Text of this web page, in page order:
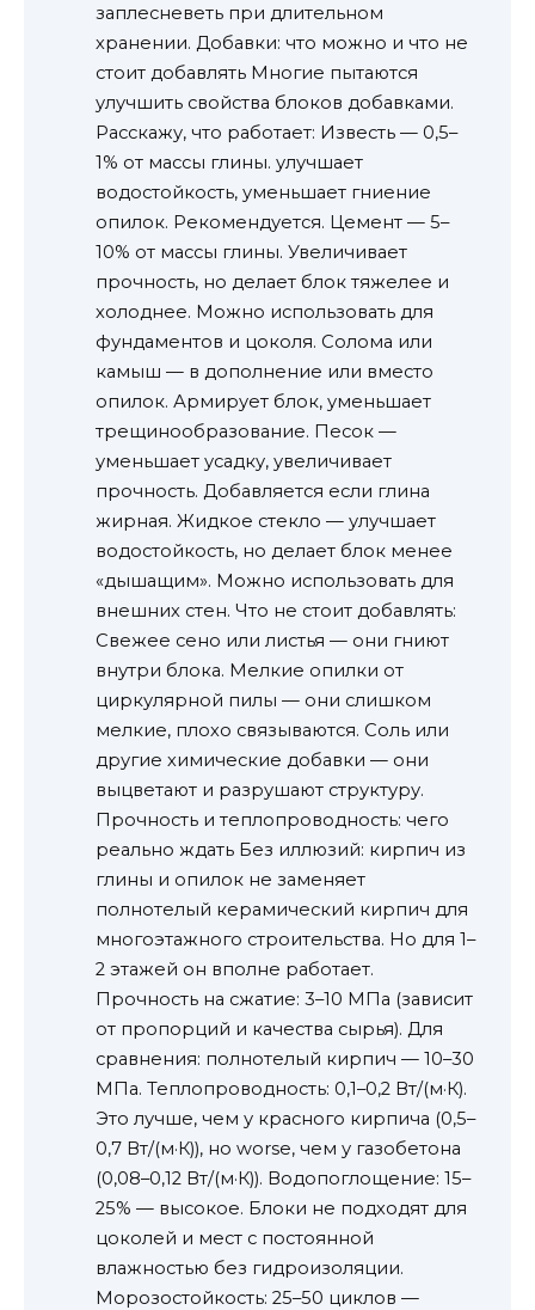
заплесневеть при длительном
хранении. Добавки: что можно и что не
стоит добавлять Многие пытаются
улучшить свойства блоков добавками.
Расскажу, что работает: Известь — 0,5–
1% от массы глины. улучшает
водостойкость, уменьшает гниение
опилок. Рекомендуется. Цемент — 5–
10% от массы глины. Увеличивает
прочность, но делает блок тяжелее и
холоднее. Можно использовать для
фундаментов и цоколя. Солома или
камыш — в дополнение или вместо
опилок. Армирует блок, уменьшает
трещинообразование. Песок —
уменьшает усадку, увеличивает
прочность. Добавляется если глина
жирная. Жидкое стекло — улучшает
водостойкость, но делает блок менее
«дышащим». Можно использовать для
внешних стен. Что не стоит добавлять:
Свежее сено или листья — они гниют
внутри блока. Мелкие опилки от
циркулярной пилы — они слишком
мелкие, плохо связываются. Соль или
другие химические добавки — они
выцветают и разрушают структуру.
Прочность и теплопроводность: чего
реально ждать Без иллюзий: кирпич из
глины и опилок не заменяет
полнотелый керамический кирпич для
многоэтажного строительства. Но для 1–
2 этажей он вполне работает.
Прочность на сжатие: 3–10 МПа (зависит
от пропорций и качества сырья). Для
сравнения: полнотелый кирпич — 10–30
МПа. Теплопроводность: 0,1–0,2 Вт/(м·К).
Это лучше, чем у красного кирпича (0,5–
0,7 Вт/(м·К)), но worse, чем у газобетона
(0,08–0,12 Вт/(м·К)). Водопоглощение: 15–
25% — высокое. Блоки не подходят для
цоколей и мест с постоянной
влажностью без гидроизоляции.
Морозостойкость: 25–50 циклов —